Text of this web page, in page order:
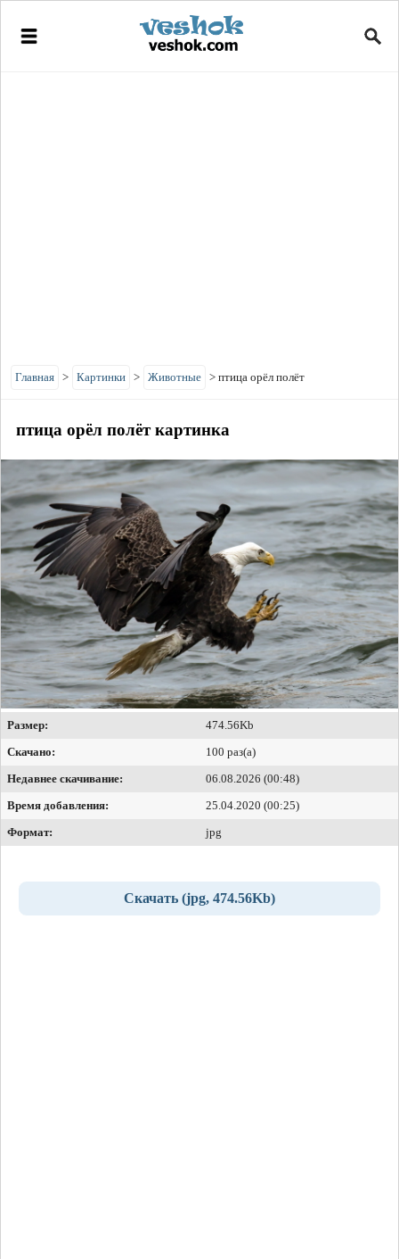
Главная > Картинки > Животные > птица орёл полёт
птица орёл полёт картинка
Размер:
474.56Kb
Скачано:
100 раз(а)
Недавнее скачивание:
06.08.2026 (00:48)
Время добавления:
25.04.2020 (00:25)
Формат:
jpg
Скачать (jpg, 474.56Kb)